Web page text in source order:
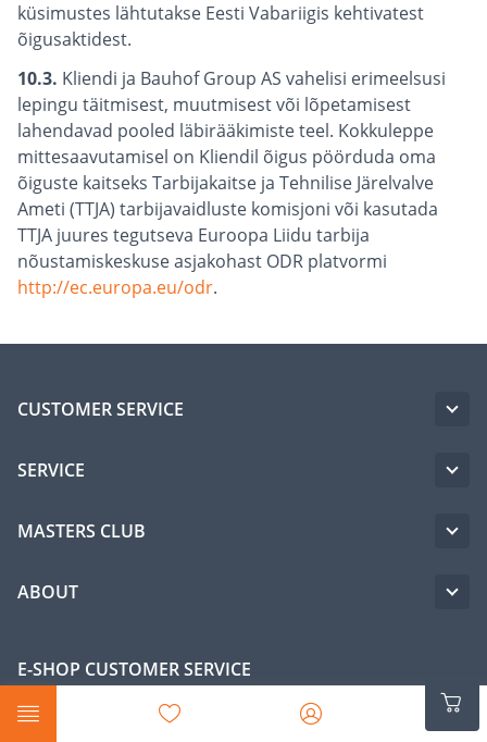
küsimustes lähtutakse Eesti Vabariigis kehtivatest
õigusaktidest.
10.3. Kliendi ja Bauhof Group AS vahelisi erimeelsusi
lepingu täitmisest, muutmisest või lõpetamisest
lahendavad pooled läbirääkimiste teel. Kokkuleppe
mittesaavutamisel on Kliendil õigus pöörduda oma
õiguste kaitseks Tarbijakaitse ja Tehnilise Järelvalve
Ameti (TTJA) tarbijavaidluste komisjoni või kasutada
TTJA juures tegutseva Euroopa Liidu tarbija
nõustamiskeskuse asjakohast ODR platvormi
http://ec.europa.eu/odr.
CUSTOMER SERVICE
SERVICE
MASTERS CLUB
ABOUT
E-SHOP CUSTOMER SERVICE
Mon-Fri 8: 00-17: 00